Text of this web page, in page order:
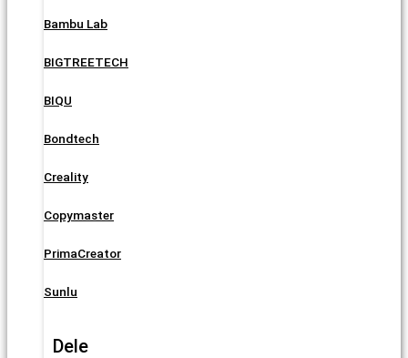
Bambu Lab
BIGTREETECH
BIQU
Bondtech
Creality
Copymaster
PrimaCreator
Sunlu
Dele